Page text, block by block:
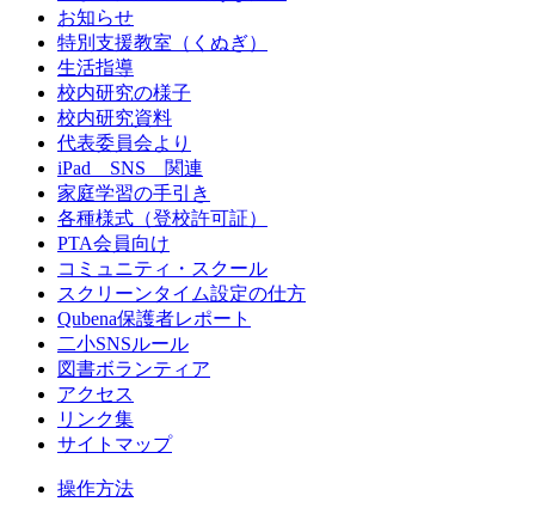
お知らせ
特別支援教室（くぬぎ）
生活指導
校内研究の様子
校内研究資料
代表委員会より
iPad SNS 関連
家庭学習の手引き
各種様式（登校許可証）
PTA会員向け
コミュニティ・スクール
スクリーンタイム設定の仕方
Qubena保護者レポート
二小SNSルール
図書ボランティア
アクセス
リンク集
サイトマップ
操作方法